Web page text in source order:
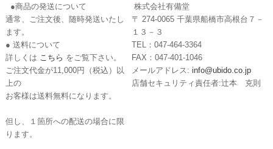
●商品の発送について
通常、ご注文後、随時発送いたし
ます。
● 送料について
詳しくは こちら をご覧下さい。
ご注文代金が11,000円（税込）以
上の
お客様は送料無料になります。
但し、１箇所への配送の場合に限
ります。
株式会社有備堂
〒 274-0065 千葉県船橋市高根台７－
１３－３
TEL：047-464-3364
FAX：047-401-1046
メールアドレス: info@ubido.co.jp
店舗セキュリティ責任者:辻本 克則